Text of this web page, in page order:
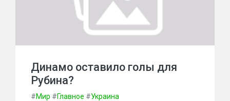
Динамо оставило голы для
Рубина?
#Мир #Главное #Украина